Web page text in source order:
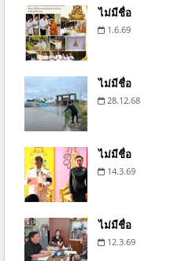
ไม่มีชื่อ
1.6.69
ไม่มีชื่อ
28.12.68
ไม่มีชื่อ
14.3.69
ไม่มีชื่อ
12.3.69